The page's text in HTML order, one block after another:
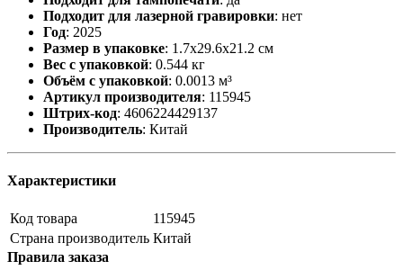
Подходит для лазерной гравировки: нет
Год: 2025
Размер в упаковке: 1.7x29.6x21.2 см
Вес с упаковкой: 0.544 кг
Объём с упаковкой: 0.0013 м³
Артикул производителя: 115945
Штрих-код: 4606224429137
Производитель: Китай
Характеристики
Код товара
115945
Страна производитель Китай
Правила заказа